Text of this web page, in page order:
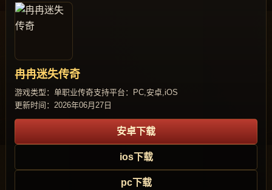
冉冉迷失传奇
游戏类型：单职业传奇支持平台：PC,安卓,iOS
更新时间：2026年06月27日
安卓下载
ios下载
pc下载